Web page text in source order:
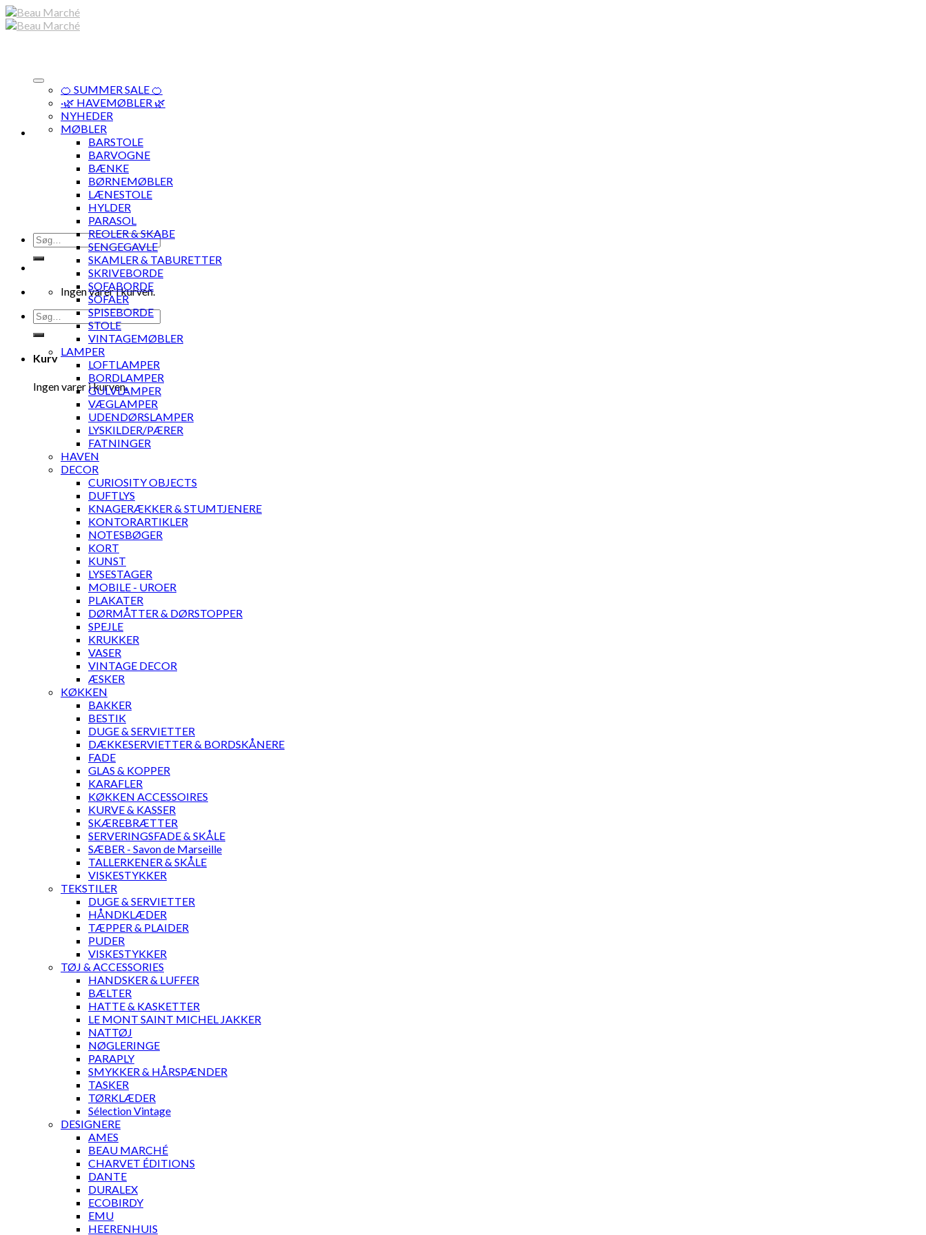
Skip
to
Søg
efter:
Ingen varer i kurven.
Søg
efter:
Kurv
Ingen varer i kurven.
🍊 SUMMER SALE 🍊
·🌿 HAVEMØBLER 🌿
NYHEDER
MØBLER
BARSTOLE
BARVOGNE
BÆNKE
BØRNEMØBLER
LÆNESTOLE
HYLDER
PARASOL
REOLER & SKABE
SENGEGAVLE
SKAMLER & TABURETTER
SKRIVEBORDE
SOFABORDE
SOFAER
SPISEBORDE
STOLE
VINTAGEMØBLER
LAMPER
LOFTLAMPER
BORDLAMPER
GULVLAMPER
VÆGLAMPER
UDENDØRSLAMPER
LYSKILDER/PÆRER
FATNINGER
HAVEN
DECOR
CURIOSITY OBJECTS
DUFTLYS
KNAGERÆKKER & STUMTJENERE
KONTORARTIKLER
NOTESBØGER
KORT
KUNST
LYSESTAGER
MOBILE - UROER
PLAKATER
DØRMÅTTER & DØRSTOPPER
SPEJLE
KRUKKER
VASER
VINTAGE DECOR
ÆSKER
KØKKEN
BAKKER
BESTIK
DUGE & SERVIETTER
DÆKKESERVIETTER & BORDSKÅNERE
FADE
GLAS & KOPPER
KARAFLER
KØKKEN ACCESSOIRES
KURVE & KASSER
SKÆREBRÆTTER
SERVERINGSFADE & SKÅLE
SÆBER - Savon de Marseille
TALLERKENER & SKÅLE
VISKESTYKKER
TEKSTILER
DUGE & SERVIETTER
HÅNDKLÆDER
TÆPPER & PLAIDER
PUDER
VISKESTYKKER
TØJ & ACCESSORIES
HANDSKER & LUFFER
BÆLTER
HATTE & KASKETTER
LE MONT SAINT MICHEL JAKKER
NATTØJ
NØGLERINGE
PARAPLY
SMYKKER & HÅRSPÆNDER
TASKER
TØRKLÆDER
Sélection Vintage
DESIGNERE
AMES
BEAU MARCHÉ
CHARVET ÉDITIONS
DANTE
DURALEX
ECOBIRDY
EMU
HEERENHUIS